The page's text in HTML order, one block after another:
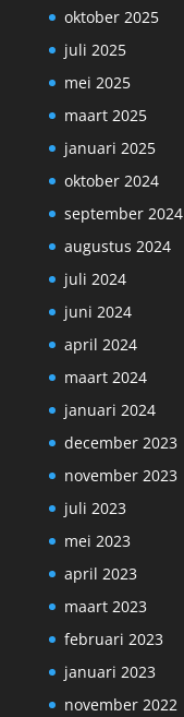
oktober 2025
juli 2025
mei 2025
maart 2025
januari 2025
oktober 2024
september 2024
augustus 2024
juli 2024
juni 2024
april 2024
maart 2024
januari 2024
december 2023
november 2023
juli 2023
mei 2023
april 2023
maart 2023
februari 2023
januari 2023
november 2022